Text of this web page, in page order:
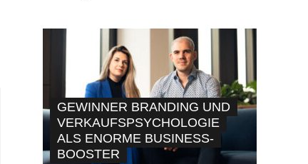
GEWINNER BRANDING UND
VERKAUFSPSYCHOLOGIE
ALS ENORME BUSINESS-
BOOSTER